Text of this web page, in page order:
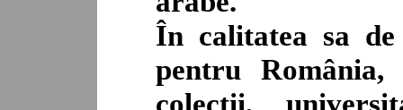
În calitatea sa
pentru
colecţii,